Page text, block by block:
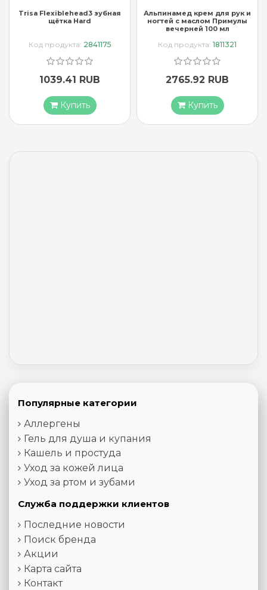
Trisa Flexiblehead3 зубная
щётка Hard
Код продукта: 2841175
1039.41 RUB
Купить
Альпинамед крем для рук и
ногтей с маслом Примулы
вечерней 100 мл
Код продукта: 1811321
2765.92 RUB
Купить
Популярные категории
Аллергены
Гель для душа и купания
Кашель и простуда
Уход за кожей лица
Уход за ртом и зубами
Служба поддержки клиентов
Последние новости
Поиск бренда
Акции
Карта сайта
Контакт